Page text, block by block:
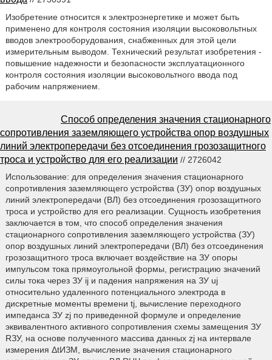
Изобретение относится к электроэнергетике и может быть
применено для контроля состояния изоляции высоковольтных
вводов электрооборудования, снабженных для этой цели
измерительным выводом. Технический результат изобретения -
повышение надежности и безопасности эксплуатационного
контроля состояния изоляции высоковольтного ввода под
рабочим напряжением.
Способ определения значения стационарного
сопротивления заземляющего устройства опор воздушных
линий электропередачи без отсоединения грозозащитного
троса и устройство для его реализации // 2726042
Использование: для определения значения стационарного
сопротивления заземляющего устройства (ЗУ) опор воздушных
линий электропередачи (ВЛ) без отсоединения грозозащитного
троса и устройство для его реализации. Сущность изобретения
заключается в том, что способ определения значения
стационарного сопротивления заземляющего устройства (ЗУ)
опор воздушных линий электропередачи (ВЛ) без отсоединения
грозозащитного троса включает воздействие на ЗУ опоры
импульсом тока прямоугольной формы, регистрацию значений
силы тока через ЗУ ij и падения напряжения на ЗУ uj
относительно удаленного потенциального электрода в
дискретные моменты времени tj, вычисление переходного
импеданса ЗУ zj по приведенной формуле и определение
эквивалентного активного сопротивления схемы замещения ЗУ
RЗУ, на основе полученного массива данных zj на интервале
измерения ΔtИЗМ, вычисление значения стационарного